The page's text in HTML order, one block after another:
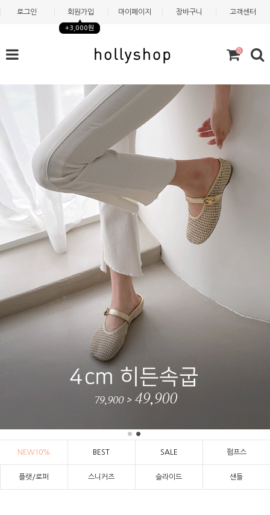
로그인 회원가입
+3,000원
마이페이지 장바구니 고객센터
0
NEW10% BEST SALE 펌프스
플랫/로퍼 스니커즈 슬라이드 샌들